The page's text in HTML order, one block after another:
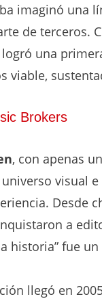
imaginó una
de terceros.
una
viable,
Brokers
, con apenas
visual
Desde
a
historia” fue
llegó en